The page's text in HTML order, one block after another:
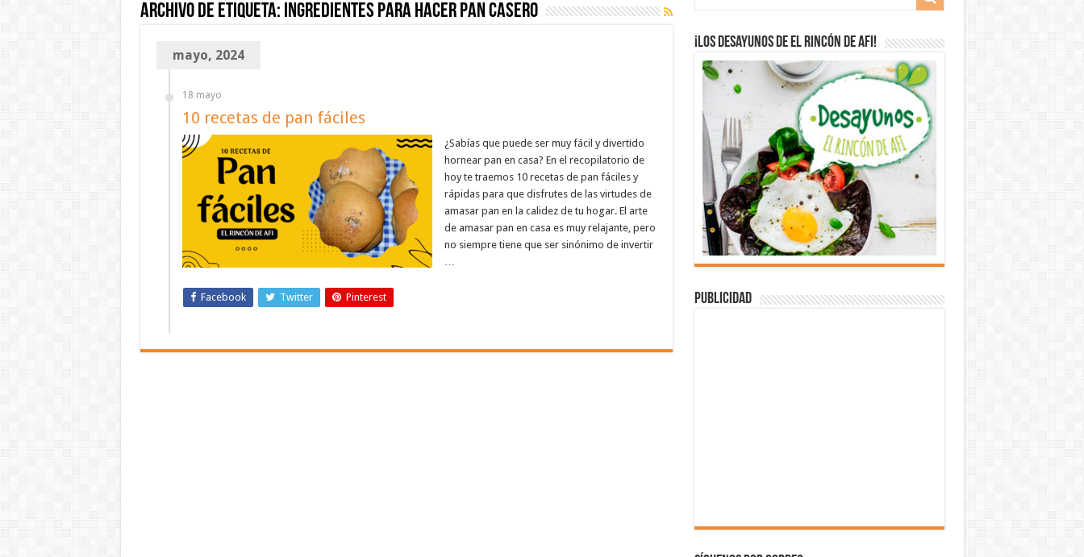
Archivo de etiqueta: ingredientes para hacer pan casero
mayo, 2024
18 mayo
10 recetas de pan fáciles
¿Sabías que puede ser muy fácil y divertido
hornear pan en casa? En el recopilatorio de
hoy te traemos 10 recetas de pan fáciles y
rápidas para que disfrutes de las virtudes de
amasar pan en la calidez de tu hogar. El arte
de amasar pan en casa es muy relajante, pero
no siempre tiene que ser sinónimo de invertir
…
Facebook Twitter Pinterest
¡Los desayunos de El Rincón de Afi!
Publicidad